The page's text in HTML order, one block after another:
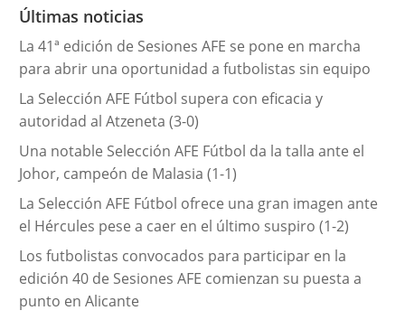
r
a
s
Últimas noticias
La 41ª edición de Sesiones AFE se pone en marcha
para abrir una oportunidad a futbolistas sin equipo
La Selección AFE Fútbol supera con eficacia y
autoridad al Atzeneta (3-0)
Una notable Selección AFE Fútbol da la talla ante el
Johor, campeón de Malasia (1-1)
La Selección AFE Fútbol ofrece una gran imagen ante
el Hércules pese a caer en el último suspiro (1-2)
Los futbolistas convocados para participar en la
edición 40 de Sesiones AFE comienzan su puesta a
punto en Alicante